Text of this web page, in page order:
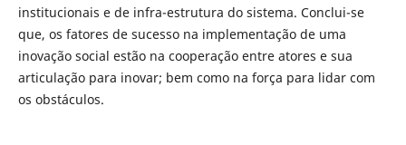
institucionais e de infra-estrutura do sistema. Conclui-se
que, os fatores de sucesso na implementação de uma
inovação social estão na cooperação entre atores e sua
articulação para inovar; bem como na força para lidar com
os obstáculos.